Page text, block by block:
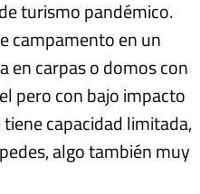
turismo pandémico.
campamento en un
en carpas o domos con
pero con bajo impacto
capacidad limitada,
algo también muy